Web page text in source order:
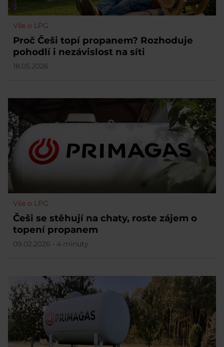
Vše o LPG
Proč Češi topí propanem? Rozhoduje
pohodlí i nezávislost na síti
18.05.2026
Vše o LPG
Češi se stěhují na chaty, roste zájem o
topení propanem
09.02.2026 • 4 minuty